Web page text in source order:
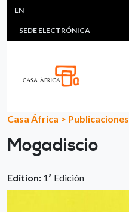
Skip to main content
HEADER MENU
MULTIMEDIA
SEDE ELECTRÓNICA
EN
Casa África > Publicaciones
Mogadiscio
Edition: 1ª Edición